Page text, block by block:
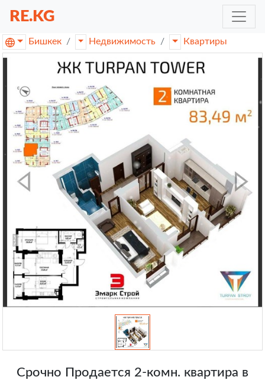
RE.KG
Бишкек Недвижимость Квартиры
Срочно Продается 2-комн. квартира в